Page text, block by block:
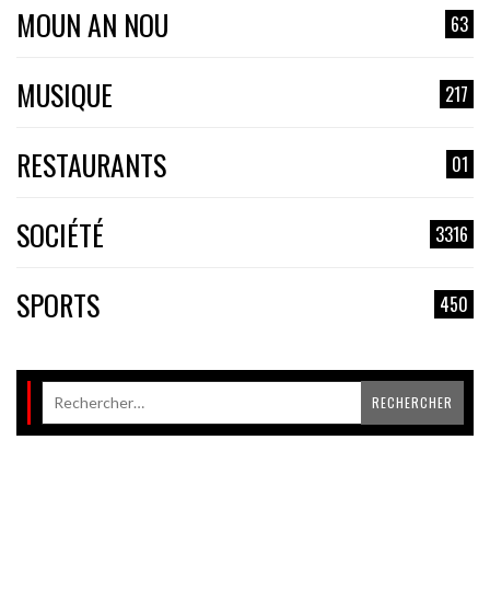
MOUN AN NOU 63
MUSIQUE 217
RESTAURANTS 01
SOCIÉTÉ 3316
SPORTS 450